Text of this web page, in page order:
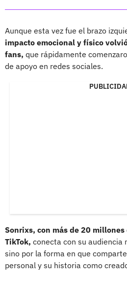
Aunque esta vez fue el brazo
impacto emocional y físico
fans, que rápidamente
de apoyo en redes sociales.
Sonrixs, con más de 20 millones
TikTok, conecta con su audiencia
sino por la forma en que
personal y su historia como